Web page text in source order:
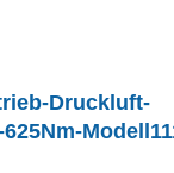
Druckluft-